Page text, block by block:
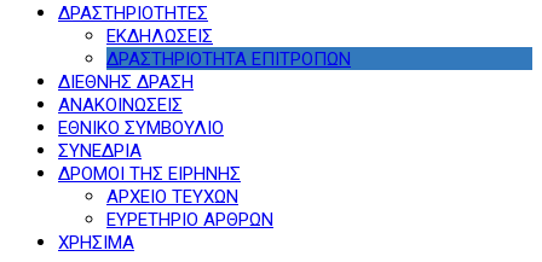
ΔΡΑΣΤΗΡΙΟΤΗΤΕΣ
ΕΚΔΗΛΩΣΕΙΣ
ΔΡΑΣΤΗΡΙΟΤΗΤΑ ΕΠΙΤΡΟΠΩΝ
ΔΙΕΘΝΗΣ ΔΡΑΣΗ
ΑΝΑΚΟΙΝΩΣΕΙΣ
ΕΘΝΙΚΟ ΣΥΜΒΟΥΛΙΟ
ΣΥΝΕΔΡΙΑ
ΔΡΟΜΟΙ ΤΗΣ ΕΙΡΗΝΗΣ
ΑΡΧΕΙΟ ΤΕΥΧΩΝ
ΕΥΡΕΤΗΡΙΟ ΑΡΘΡΩΝ
ΧΡΗΣΙΜΑ